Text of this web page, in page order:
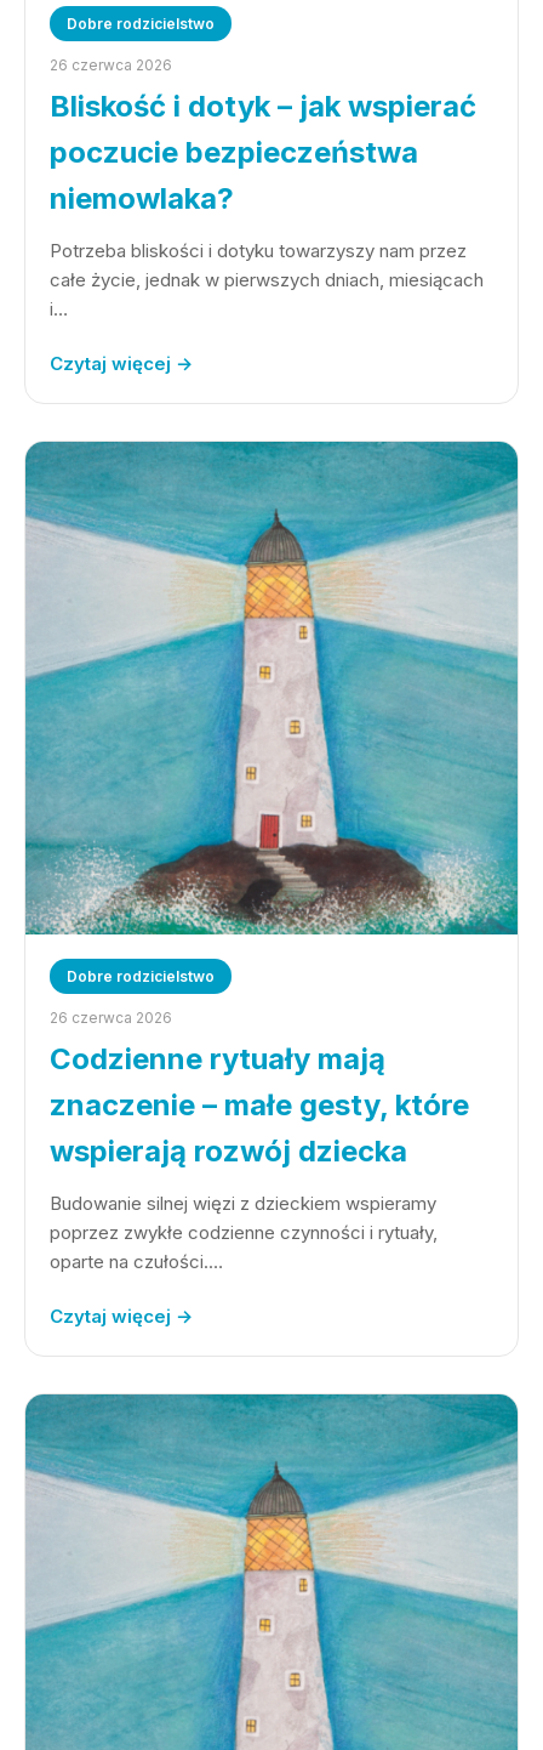
Dobre rodzicielstwo
26 czerwca 2026
Bliskość i dotyk – jak wspierać
poczucie bezpieczeństwa
niemowlaka?
Potrzeba bliskości i dotyku towarzyszy nam przez
całe życie, jednak w pierwszych dniach, miesiącach
i…
Czytaj więcej →
Dobre rodzicielstwo
26 czerwca 2026
Codzienne rytuały mają
znaczenie – małe gesty, które
wspierają rozwój dziecka
Budowanie silnej więzi z dzieckiem wspieramy
poprzez zwykłe codzienne czynności i rytuały,
oparte na czułości.…
Czytaj więcej →